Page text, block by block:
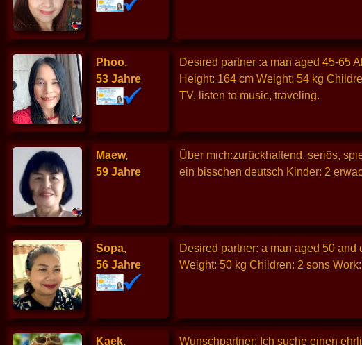
Phoo,
53 Jahre
Desired partner :a man aged 45-65
Height: 164 cm Weight: 54 kg
TV, listen to music, traveling.
Maew,
59 Jahre
Über mich:zurückhaltend, seriös,
ein bisschen deutsch Kinder: 2
Sopa,
56 Jahre
Desired partner: a man aged 50
Weight: 50 kg Children: 2 sons
Kaek,
Wunschpartner: Ich suche einen